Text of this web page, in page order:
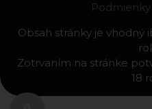
Obsah stránky je vhodný
Zotrvaním na stránke
18